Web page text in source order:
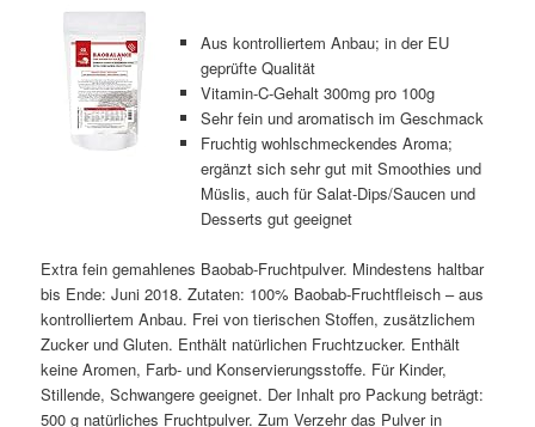
Aus kontrolliertem Anbau; in der EU
geprüfte Qualität
Vitamin-C-Gehalt 300mg pro 100g
Sehr fein und aromatisch im Geschmack
Fruchtig wohlschmeckendes Aroma;
ergänzt sich sehr gut mit Smoothies und
Müslis, auch für Salat-Dips/Saucen und
Desserts gut geeignet
Extra fein gemahlenes Baobab-Fruchtpulver. Mindestens haltbar
bis Ende: Juni 2018. Zutaten: 100% Baobab-Fruchtfleisch – aus
kontrolliertem Anbau. Frei von tierischen Stoffen, zusätzlichem
Zucker und Gluten. Enthält natürlichen Fruchtzucker. Enthält
keine Aromen, Farb- und Konservierungsstoffe. Für Kinder,
Stillende, Schwangere geeignet. Der Inhalt pro Packung beträgt:
500 g natürliches Fruchtpulver. Zum Verzehr das Pulver in